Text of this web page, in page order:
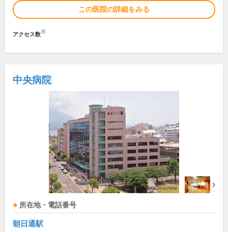
この医院の詳細をみる
アクセス数※
中央病院
所在地・電話番号
朝日通駅